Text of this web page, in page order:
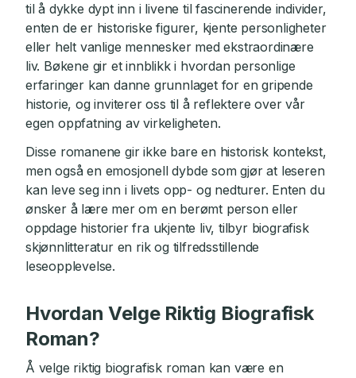
til å dykke dypt inn i livene til fascinerende individer,
enten de er historiske figurer, kjente personligheter
eller helt vanlige mennesker med ekstraordinære
liv. Bøkene gir et innblikk i hvordan personlige
erfaringer kan danne grunnlaget for en gripende
historie, og inviterer oss til å reflektere over vår
egen oppfatning av virkeligheten.
Disse romanene gir ikke bare en historisk kontekst,
men også en emosjonell dybde som gjør at leseren
kan leve seg inn i livets opp- og nedturer. Enten du
ønsker å lære mer om en berømt person eller
oppdage historier fra ukjente liv, tilbyr biografisk
skjønnlitteratur en rik og tilfredsstillende
leseopplevelse.
Hvordan Velge Riktig Biografisk
Roman?
Å velge riktig biografisk roman kan være en